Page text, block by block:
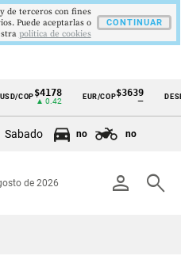
$4178
▲ 0.42
EUR/COP$3639
—
Sabado no no
person search
de 2026
de terceros con fines
Puede aceptarlas o
politica de cookies
CONTINUAR